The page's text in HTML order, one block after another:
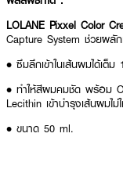
LOLANE Pixxel Color
Capture System ช่วยผลัก
• ซึมลึกเข้าในเส้นผมได้เต็ม
• ทำให้สีผมคมชัด พร้อม
Lecithin เข้าบำรุงเส้นผมไ
• ขนาด 50 ml.